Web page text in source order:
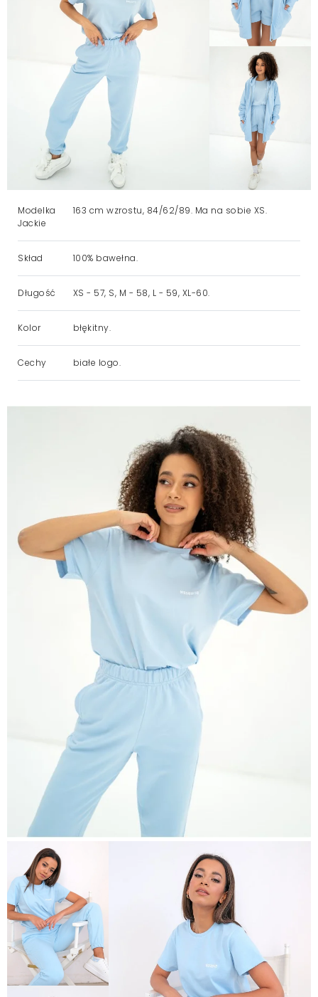
Modelka
Jackie
163 cm wzrostu, 84/62/89. Ma na sobie XS.
Skład 100% bawełna.
Długość XS - 57, S, M - 58, L - 59, XL-60.
Kolor błękitny.
Cechy białe logo.